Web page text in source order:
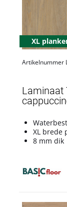
XL
Artikelnummer
Laminaat
XL brede
8 mm dik